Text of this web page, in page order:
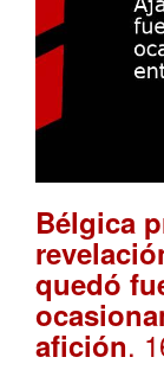
Bélgica
quedó
afición.